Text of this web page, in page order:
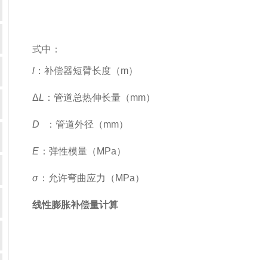
式中：
l ：补偿器短臂长度（m）
ΔL ：管道总热伸长量（mm）
D
：管道外径（mm）
E ：弹性模量（MPa）
σ ：允许弯曲应力（MPa）
线性膨胀补偿量计算